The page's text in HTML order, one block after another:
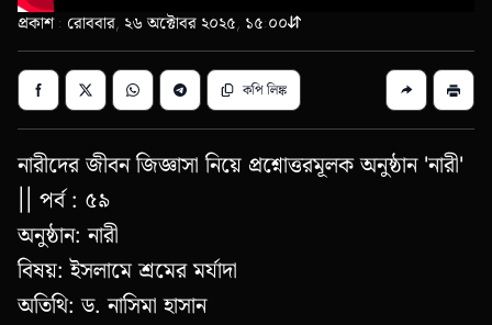
প্রকাশ : রোববার, ২৬ অক্টোবর ২০২৫, ১৫:০০
কপি লিঙ্ক
নারীদের জীবন জিজ্ঞাসা নিয়ে প্রশ্নোত্তরমূলক অনুষ্ঠান 'নারী'
|| পর্ব : ৫৯
অনুষ্ঠান: নারী
বিষয়: ইসলামে শ্রমের মর্যাদা
অতিথি: ড. নাসিমা হাসান